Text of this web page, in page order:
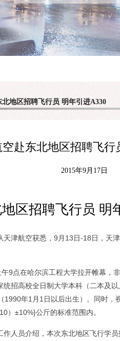
地区招聘飞行员 明年引进A330
赴东北地区招聘飞行
2015年9月17日
区招聘飞行员 明
津航空获悉，9月13日-18日，天
点在哈尔滨工程大学拉开帷幕，
招高校全日制大学本科（二本及
1990年1月1日以后出生）。同时，
）±10%}公斤的标准范围内。
员介绍，本次东北地区飞行学员